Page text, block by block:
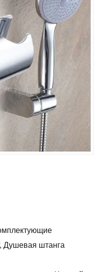
Душевая штанга